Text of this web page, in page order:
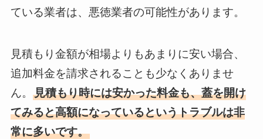
ている業者は、悪徳業者の可能性があります。
見積もり金額が相場よりもあまりに安い場合、
追加料金を請求されることも少なくありませ
ん。 見積もり時には安かった料金も、蓋を開け
てみると高額になっているというトラブルは非
常に多いです。